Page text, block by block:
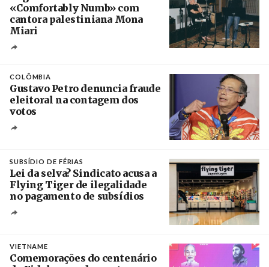
«Comfortably Numb» com
cantora palestiniana Mona
Miari
COLÔMBIA
Gustavo Petro denuncia fraude
eleitoral na contagem dos
votos
SUBSÍDIO DE FÉRIAS
Lei da selva? Sindicato acusa a
Flying Tiger de ilegalidade
no pagamento de subsídios
VIETNAME
Comemorações do centenário